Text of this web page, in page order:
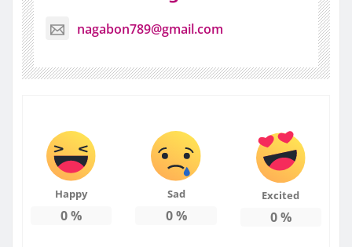
nagabon789@gmail.com
Happy
0%
Sad
0%
Excited
0%